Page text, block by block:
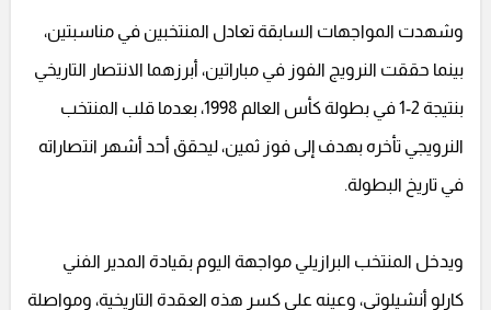
وشهدت المواجهات السابقة تعادل المنتخبين في مناسبتين،
بينما حققت النرويج الفوز في مباراتين، أبرزهما الانتصار التاريخي
بنتيجة 2-1 في بطولة كأس العالم 1998، بعدما قلب المنتخب
النرويجي تأخره بهدف إلى فوز ثمين، ليحقق أحد أشهر انتصاراته
في تاريخ البطولة.
ويدخل المنتخب البرازيلي مواجهة اليوم بقيادة المدير الفني
كارلو أنشيلوتي، وعينه على كسر هذه العقدة التاريخية، ومواصلة